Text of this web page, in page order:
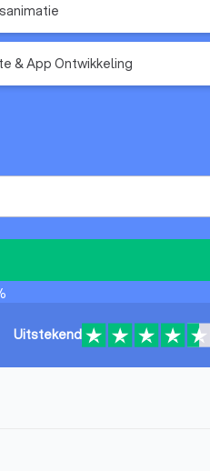
& App Ontwikkeling
Uitstekend